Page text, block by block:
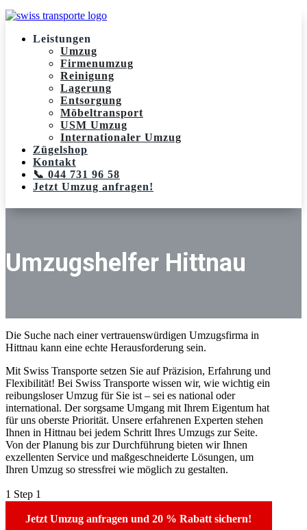
Leistungen
Umzug
Firmenumzug
Reinigung
Lagerung
Entsorgung
Möbeltransport
USM Umzug
Internationaler Umzug
Zügelshop
Kontakt
📞 044 731 96 58
Jetzt Umzug anfragen!
Umzugshelfer Hittnau
Die Suche nach einer vertrauenswürdigen Umzugsfirma in
Hittnau kann eine echte Herausforderung sein.
Mit Swiss Transporte setzen Sie auf Präzision, Erfahrung und
Flexibilität! Bei Swiss Transporte wissen wir, wie wichtig ein
reibungsloser Umzug für Sie ist – sei es national oder
international. Der sorgsame Umgang mit Ihrem Eigentum hat
für uns oberste Priorität. Unsere erfahrenen Experten stehen
Ihnen in Hittnau bei jedem Schritt Ihres Umzugs zur Seite.
Von der Planung bis zur Durchführung bieten wir Ihnen
exzellenten Service und maßgeschneiderte Lösungen, um
Ihren Umzug so stressfrei wie möglich zu gestalten.
1 Step 1
Jetzt Umzug anfragen und 20 % Rabatt sichern!